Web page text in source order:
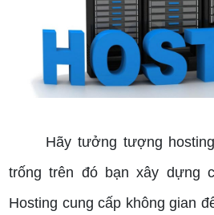
Hãy tưởng tượng hosting
trống trên đó bạn xây dựng
Hosting cung cấp không gian